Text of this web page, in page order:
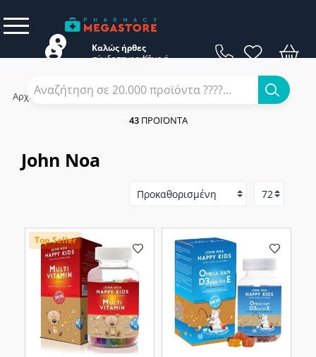
Καλώς ήρθες
Κάνε
σύνδεση ή
εγγραφή
Αρχική / Εταιρίες
John Noa
43ΠΡΟΪΌΝΤΑ
John Noa
Top Seller